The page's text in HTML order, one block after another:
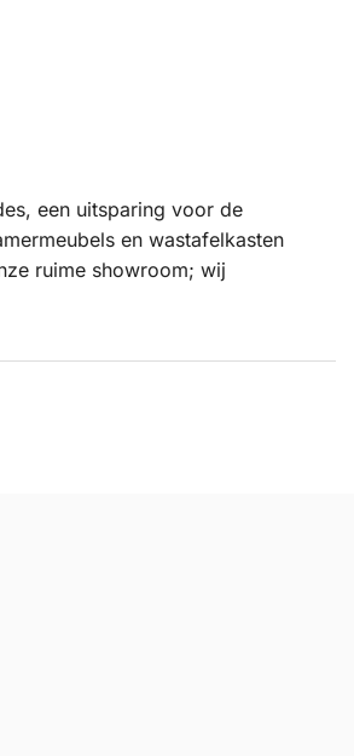
een uitsparing voor de
en wastafelkasten
ruime showroom; wij